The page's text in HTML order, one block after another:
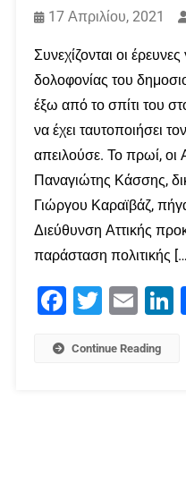
17 Απριλίου, 2021
Συνεχίζονται οι
δολοφονίας του
έξω από το σπίτι του
να έχει ταυτοποιήσει
απειλούσε. Το πρωί, οι
Παναγιώτης Κάσσης,
Γιώργου Καραϊβάζ,
Διεύθυνση Αττικής
παράσταση πολιτικής
Facebook
Twitter Email
Continue Reading